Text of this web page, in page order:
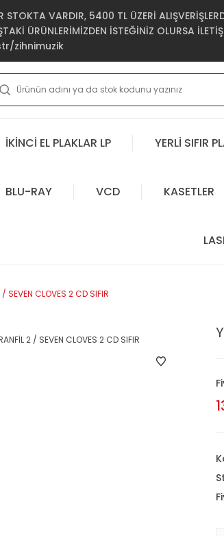
STOKTA VARDIR, 5400 TL ÜZERİ
ÜRÜNLERİMİZDEN İSTEĞİNİZ OLURSA
zihnimuzik
İKİNCİ EL PLAKLAR LP YERLİ SIFIR
BLU-RAY VCD KASETLER
/ SEVEN CLOVES 2 CD SIFIR